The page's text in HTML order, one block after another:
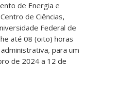
de Energia e
de Ciências,
Federal de
até 08 (oito) horas
para um
de 2024 a 12 de